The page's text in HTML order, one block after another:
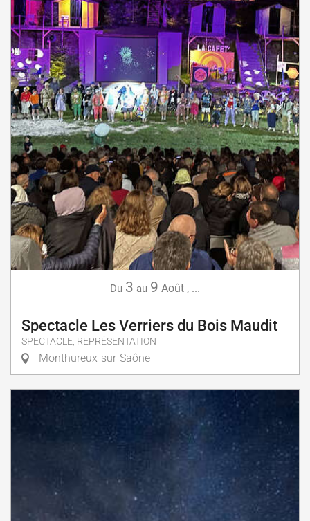
Du 3 au 9 Août , ...
Spectacle Les Verriers du Bois Maudit
SPECTACLE, REPRÉSENTATION
Monthureux-sur-Saône